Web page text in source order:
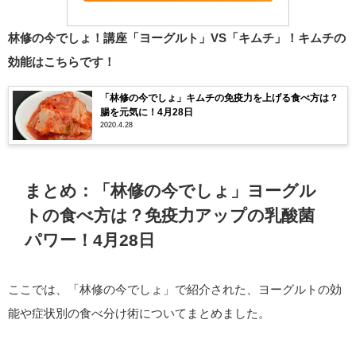
林修の今でしょ！講座「ヨーグルト」VS「キムチ」！キムチの
効能はこちらです！
「林修の今でしょ」キムチの免疫力を上げる食べ方は？
腸を元気に！4月28日
2020.4.28
まとめ：「林修の今でしょ」ヨーグル
トの食べ方は？免疫力アップの乳酸菌
パワー！4月28日
ここでは、「林修の今でしょ」で紹介された、ヨーグルトの効
能や症状別の食べ分け術についてまとめました。